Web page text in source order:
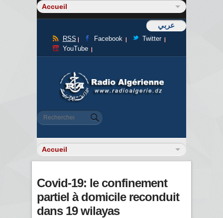
عربي
RSS Facebook
Twitter
YouTube
Formulaire de recherche
Rechercher
Covid-19: le confinement
partiel à domicile reconduit
dans 19 wilayas